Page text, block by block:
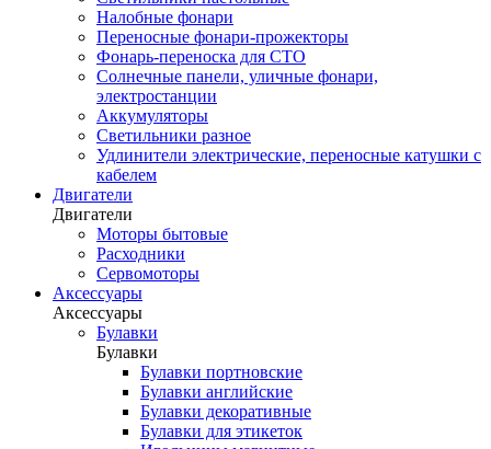
Налобные фонари
Переносные фонари-прожекторы
Фонарь-переноска для СТО
Солнечные панели, уличные фонари,
электростанции
Аккумуляторы
Светильники разное
Удлинители электрические, переносные катушки с
кабелем
Двигатели
Двигатели
Моторы бытовые
Расходники
Сервомоторы
Аксессуары
Аксессуары
Булавки
Булавки
Булавки портновские
Булавки английские
Булавки декоративные
Булавки для этикеток